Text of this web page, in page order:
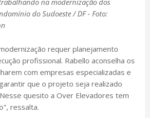
na modernização dos
do Sudoeste / DF - Foto:
requer planejamento
profissional. Rabello aconselha os
com empresas especializadas e
que o projeto seja realizado
quesito a Over Elevadores tem
ressalta.